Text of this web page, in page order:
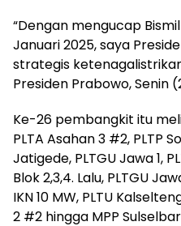
“Dengan mengucap
Januari 2025, saya
strategis
Presiden Prabowo, Senin
Ke-26 pembangkit itu
PLTA Asahan 3 #2, PLTP
Jatigede, PLTGU Jawa 1,
Blok 2,3,4. Lalu, PLTGU
IKN 10 MW, PLTU
2 #2 hingga MPP